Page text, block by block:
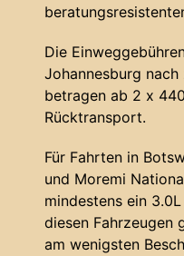
Die
Johannesburg nach
betragen ab 2 x
Rücktransport.
Für Fahrten in
und Moremi
mindestens ein
diesen Fahrzeugen
am wenigsten